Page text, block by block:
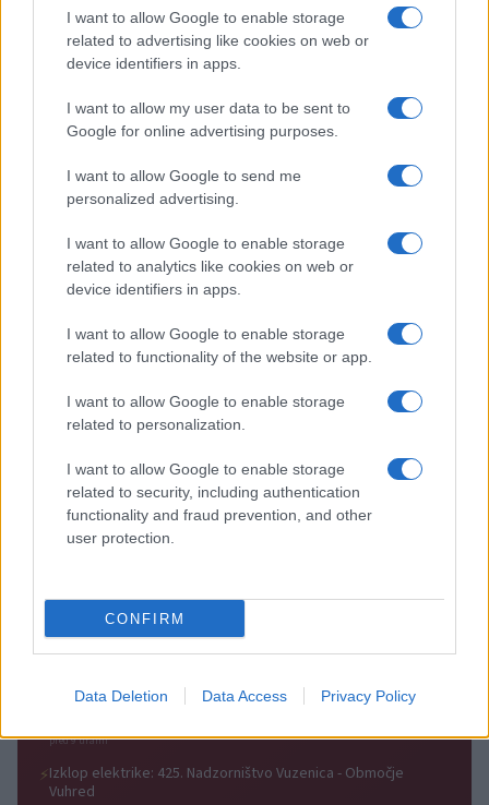
I want to allow Google to enable storage
related to advertising like cookies on web or
device identifiers in apps.
I want to allow my user data to be sent to
Google for online advertising purposes.
I want to allow Google to send me
personalized advertising.
I want to allow Google to enable storage
related to analytics like cookies on web or
device identifiers in apps.
I want to allow Google to enable storage
related to functionality of the website or app.
I want to allow Google to enable storage
related to personalization.
I want to allow Google to enable storage
related to security, including authentication
functionality and fraud prevention, and other
user protection.
CONFIRM
Data Deletion Data Access Privacy Policy
Freestyle navdušuje s poletno
prilagojenimi cenami koles
Vlom v hišo pri Slovenj Gradcu,
lastniki ostali brez orodja in
Več iz kategorije Novice
Plohe in nevihte bodo do
večera zajele večji del države
V Črni na Koroškem se začenja
jubilejni 70. Koroški turistični
jutri
Obvestila
Izklop elektrike: 426. Nadzorništvo Vuzenica - Območje Sv.
pred 9 urami
⚡Izklop elektrike: 425. Nadzorništvo Vuzenica - Območje
Vuhred